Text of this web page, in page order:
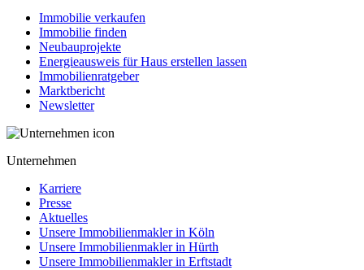
Immobilie verkaufen
Immobilie finden
Neubauprojekte
Energieausweis für Haus erstellen lassen
Immobilienratgeber
Marktbericht
Newsletter
Unternehmen
Karriere
Presse
Aktuelles
Unsere Immobilienmakler in Köln
Unsere Immobilienmakler in Hürth
Unsere Immobilienmakler in Erftstadt